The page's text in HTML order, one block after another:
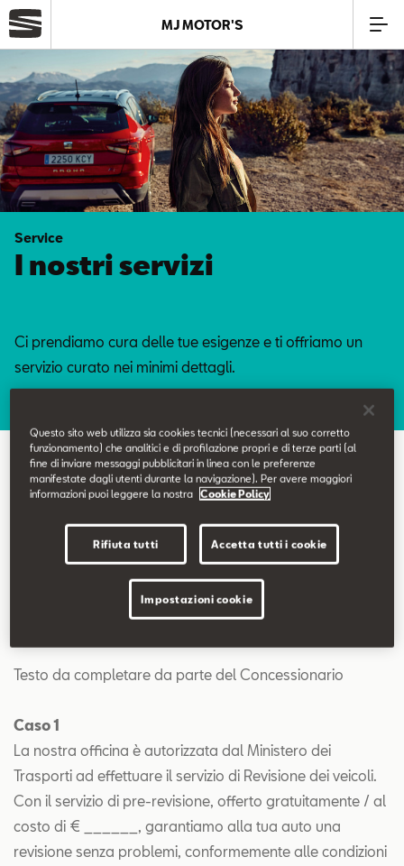
Azienda
Modelli
Offerte
Service
Configuratore
MJ MOTOR'S
Service
I nostri servizi
Ci prendiamo cura delle tue esigenze e ti offriamo un
servizio curato nei minimi dettagli.
Revisione
Testo da completare da parte del Concessionario
Caso 1
La nostra officina è autorizzata dal Ministero dei
Trasporti ad effettuare il servizio di Revisione dei veicoli.
Con il servizio di pre-revisione, offerto gratuitamente / al
costo di € ______, garantiamo alla tua auto una
revisione senza problemi, conformemente alle condizioni
Questo sito web utilizza sia cookies tecnici (necessari al suo corretto
funzionamento) che analitici e di profilazione propri e di terze parti (al
fine di inviare messaggi pubblicitari in linea con le preferenze
manifestate dagli utenti durante la navigazione). Per avere maggiori
informazioni puoi leggere la nostra
Cookie Policy
Rifiuta tutti Accetta tutti i cookie
Impostazioni cookie